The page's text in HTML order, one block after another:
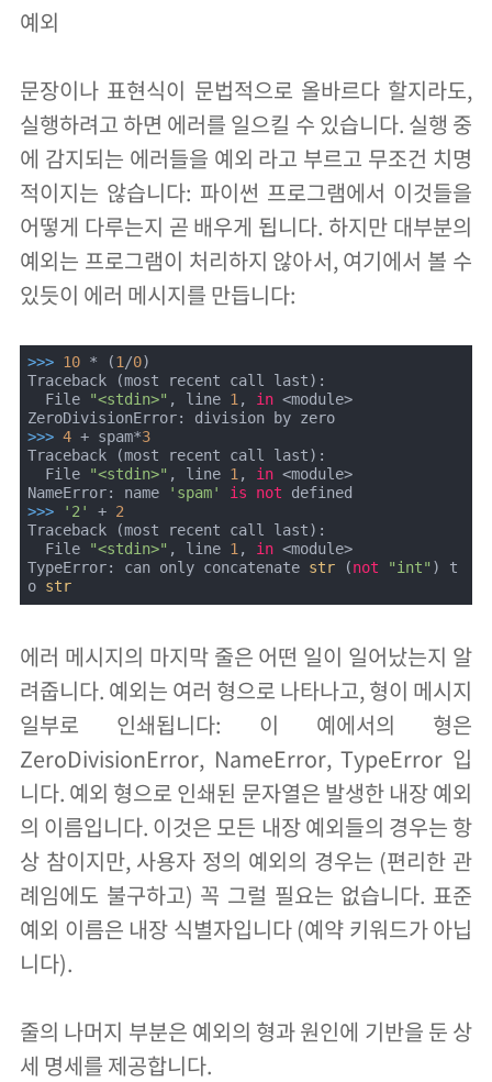
예외
문장이나 표현식이 문법적으로 올바르다 할지라도,
실행하려고 하면 에러를 일으킬 수 있습니다. 실행 중
에 감지되는 에러들을 예외 라고 부르고 무조건 치명
적이지는 않습니다: 파이썬 프로그램에서 이것들을
어떻게 다루는지 곧 배우게 됩니다. 하지만 대부분의
예외는 프로그램이 처리하지 않아서, 여기에서 볼 수
있듯이 에러 메시지를 만듭니다:
>>> 10 * (1/0)
Traceback (most recent call last):
  File
"<stdin>" , line 1, in <module>
>>> 4 + spam*3
Traceback (most recent call last):
  File
"<stdin>" , line 1, in <module>
NameError: name
'spam' is not
>>>
'2' + 2
Traceback (most recent call last):
  File
"<stdin>" , line 1, in <module>
TypeError: can only concatenate str (not "int" ) t
o str
에러 메시지의 마지막 줄은 어떤 일이 일어났는지 알
려줍니다. 예외는 여러 형으로 나타나고, 형이 메시지
일부로 인쇄됩니다: 이 예에서의 형은
ZeroDivisionError, NameError, TypeError 입
니다. 예외 형으로 인쇄된 문자열은 발생한 내장 예외
의 이름입니다. 이것은 모든 내장 예외들의 경우는 항
상 참이지만, 사용자 정의 예외의 경우는 (편리한 관
례임에도 불구하고) 꼭 그럴 필요는 없습니다. 표준
예외 이름은 내장 식별자입니다 (예약 키워드가 아닙
니다).
줄의 나머지 부분은 예외의 형과 원인에 기반을 둔 상
세 명세를 제공합니다.